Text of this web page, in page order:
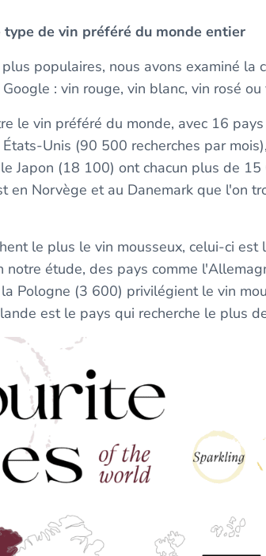
de vin préféré du monde entier
populaires, nous avons examiné la
: vin rouge, vin blanc, vin rosé ou
le vin préféré du monde, avec 16
Unis (90 500 recherches par
Japon (18 100) ont chacun plus de
en Norvège et au Danemark que l'on
le plus le vin mousseux, celui-ci est
notre étude, des pays comme
Pologne (3 600) privilégient le vin
est le pays qui recherche le plus